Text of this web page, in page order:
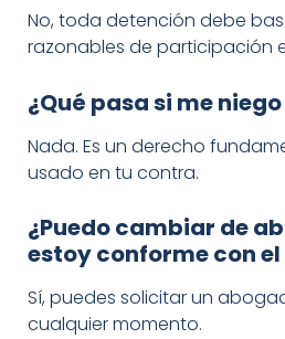
No, toda detención debe
razonables de participación
¿Qué pasa si me
Nada. Es un derecho
usado en tu contra.
¿Puedo cambiar de
estoy conforme con
Sí, puedes solicitar un
cualquier momento.